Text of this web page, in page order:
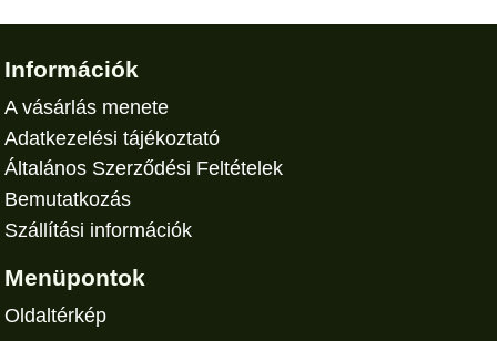
Információk
A vásárlás menete
Adatkezelési tájékoztató
Általános Szerződési Feltételek
Bemutatkozás
Szállítási információk
Menüpontok
Oldaltérkép